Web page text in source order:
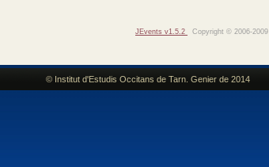
JEvents v1.5.2 Copyright © 2006-2009
© Institut d'Estudis Occitans de Tarn. Genier de 2014